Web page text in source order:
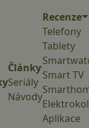
Články
Seriály
Návody
Recenze
Telefony
Tablety
Smart TV
Aplikace